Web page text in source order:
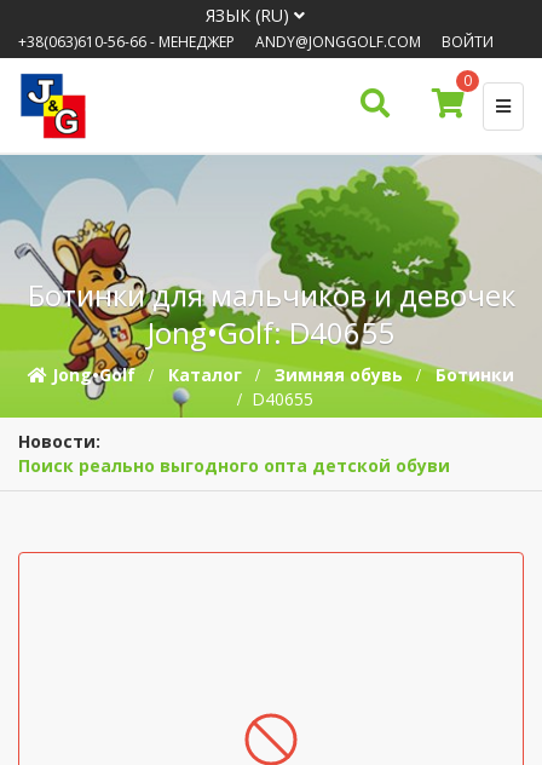
ЯЗЫК (RU)
+38(063)610-56-66- МЕНЕДЖЕР ANDY@JONGGOLF.COM
ВОЙТИ
0
Ботинки для мальчиков и девочек
Jong•Golf: D40655
Jong•Golf Каталог Зимняя обувь
Ботинки
D40655
Новости:
Поиск реально выгодного опта детской обуви